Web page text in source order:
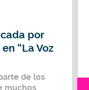
por
“La Voz
de los
muchos